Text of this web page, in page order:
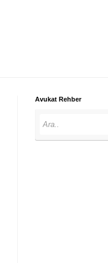
Avukat Rehber